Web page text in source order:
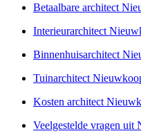
Betaalbare architect
Interieurarchitect
Binnenhuisarchitect
Tuinarchitect
Kosten architect
Veelgestelde vragen uit